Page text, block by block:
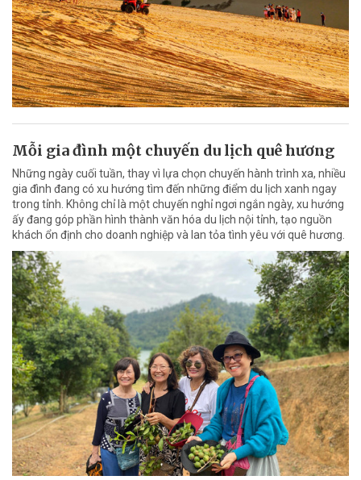
Mỗi gia đình một chuyến du lịch quê hương
Những ngày cuối tuần, thay vì lựa chọn chuyến hành trình xa, nhiều
gia đình đang có xu hướng tìm đến những điểm du lịch xanh ngay
trong tỉnh. Không chỉ là một chuyến nghỉ ngơi ngắn ngày, xu hướng
ấy đang góp phần hình thành văn hóa du lịch nội tỉnh, tạo nguồn
khách ổn định cho doanh nghiệp và lan tỏa tình yêu với quê hương.